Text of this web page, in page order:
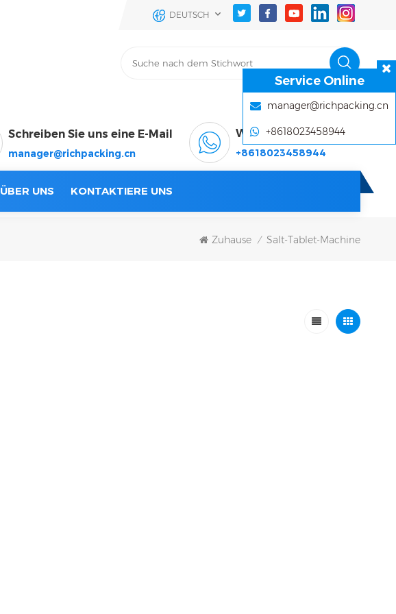
DEUTSCH
Schreiben Sie uns eine E-Mail
manager@richpacking.cn
WhatsApp & Wechat
+8618023458944
ÜBER UNS KONTAKTIERE UNS
Zuhause / Salt-Tablet-Machine
Service Online
manager@richpacking.cn
+8618023458944